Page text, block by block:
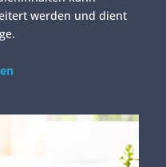
werden und dient